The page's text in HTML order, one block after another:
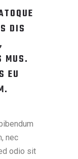
DIS
MUS.
EU
nec
odio sit